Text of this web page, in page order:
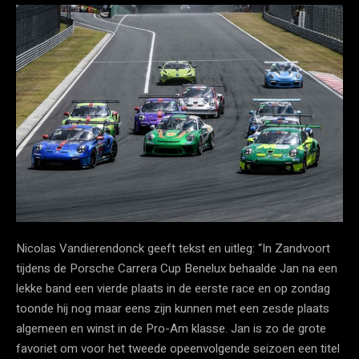
Nicolas Vandierendonck geeft tekst en uitleg: “In Zandvoort
tijdens de Porsche Carrera Cup Benelux behaalde Jan na een
lekke band een vierde plaats in de eerste race en op zondag
toonde hij nog maar eens zijn kunnen met een zesde plaats
algemeen en winst in de Pro-Am klasse. Jan is zo de grote
favoriet om voor het tweede opeenvolgende seizoen een titel